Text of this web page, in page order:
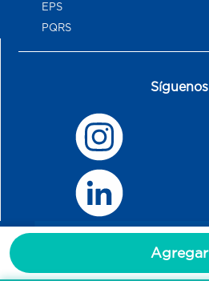
Agregar
EPS
PQRS
Síguenos